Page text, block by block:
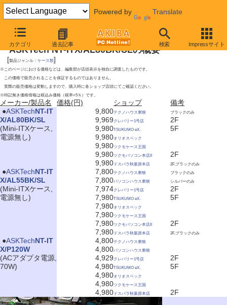
Powered by Translate
カテゴリ 過去記事 検索 Impressサイト
2009年6月27日号
ASKTech NT-ITX/AL80BK/SLの概要
[製品ジャンル： ケース類]
※このページにおける価格などは、編集部が店頭表示を独自に調査したものです。
この価格で販売されることを保証するものではありません。
実際の販売価格は変動しますので、購入時に各ショップ店頭にてご確認ください。
※特記無き価格情報は税込み価格（税率=5％）です。
メーカー/製品名 価格(円) ショップ
備考
●ASKTechNT-IT
X/AL80BK/SL
(Mini-ITXケース,
電源無し)
9,800テクノハウス東映 ブラックのみ
9,969 クレバリー1号店
2F
9,980TSUKUMO eX.
5F
9,980オリオスペック
9,980ツクモケース王国
9,980ツクモパソコン本店II
2F
9,980 ドスパラ秋葉原本店 2F,ブラックのみ
●ASKTechNT-IT
X/AL55BK/SL
(Mini-ITXケース,
電源無し)
7,800テクノハウス東映 ブラックのみ
7,800パソコンハウス東映 シルバーのみ
7,974クレバリー1号店
2F
7,980TSUKUMO eX.
5F
7,980オリオスペック
7,980ツクモケース王国
7,980ツクモパソコン本店II
2F
7,980 ドスパラ秋葉原本店 2F,ブラックのみ
●ASKTechNT-IT
X/P120W
(ACアダプタ電源,
70W)
4,800テクノハウス東映
4,800パソコンハウス東映
4,929 クレバリー1号店
2F
4,980TSUKUMO eX.
5F
4,980オリオスペック
4,980ツクモケース王国
4,980 ドスパラ秋葉原本店 2F